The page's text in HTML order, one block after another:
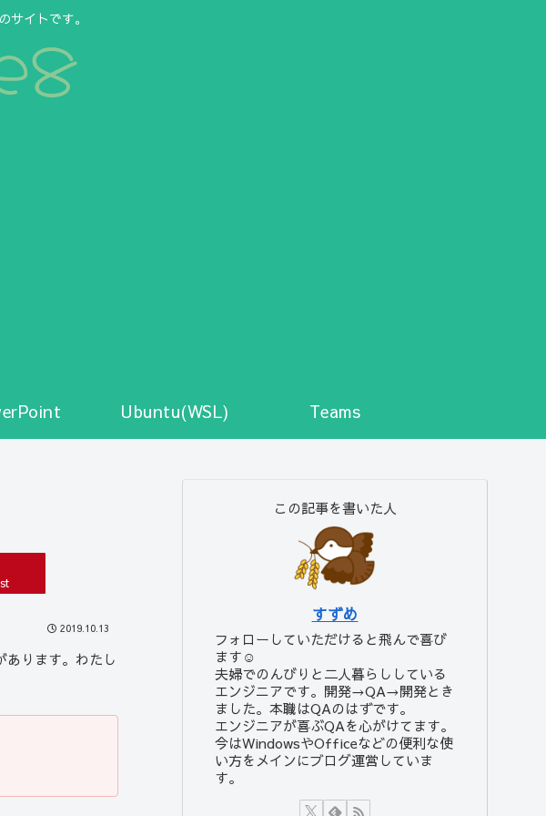
サイトです。
Ubuntu(WSL) Teams
2019.10.13
あります。わたし
この記事を書いた人
すずめ
フォローしていただけると飛んで喜び
ます☺️
夫婦でのんびりと二人暮らししている
エンジニアです。開発→QA→開発とき
ました。本職はQAのはずです。
エンジニアが喜ぶQAを心がけてます。
今はWindowsやOfficeなどの便利な使
い方をメインにブログ運営していま
す。